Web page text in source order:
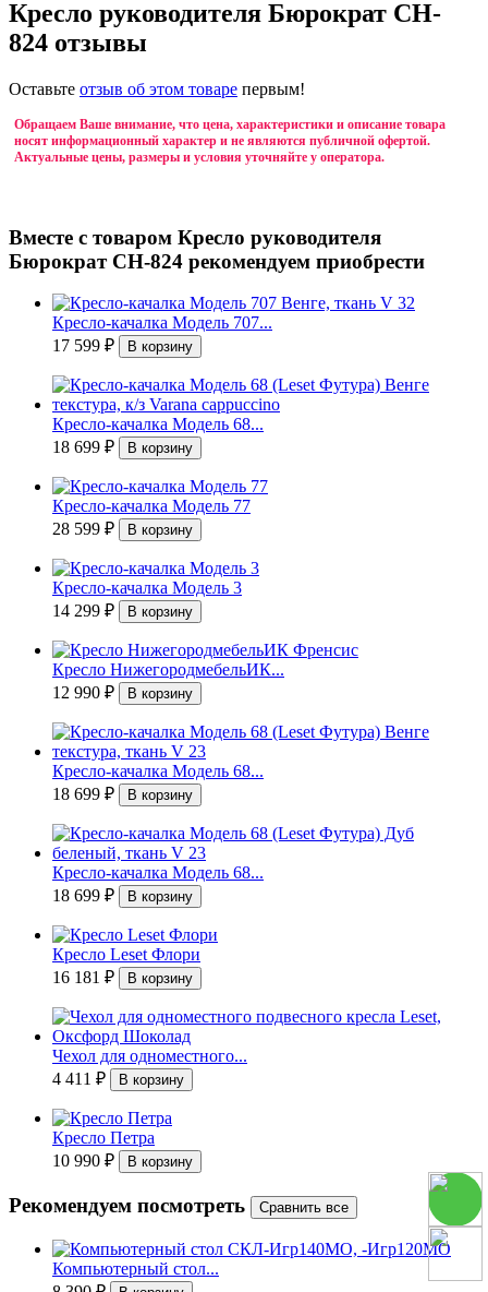
Кресло руководителя Бюрократ CH-
824 отзывы
Оставьте отзыв об этом товаре первым!
Обращаем Ваше внимание, что цена, характеристики и описание товара
носят информационный характер и не являются публичной офертой.
Актуальные цены, размеры и условия уточняйте у оператора.
Вместе с товаром Кресло руководителя
Бюрократ CH-824 рекомендуем приобрести
Кресло-качалка Модель 707...
17 599 ₽
Кресло-качалка Модель 68...
18 699 ₽
Кресло-качалка Модель 77
28 599 ₽
Кресло-качалка Модель 3
14 299 ₽
Кресло НижегородмебельИК...
12 990 ₽
Кресло-качалка Модель 68...
18 699 ₽
Кресло-качалка Модель 68...
18 699 ₽
Кресло Leset Флори
16 181 ₽
Чехол для одноместного...
4 411 ₽
Кресло Петра
10 990 ₽
Рекомендуем посмотреть
Компьютерный стол...